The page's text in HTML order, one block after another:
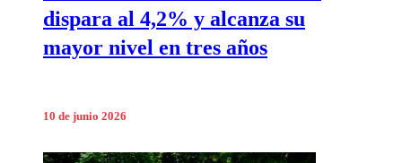
dispara al 4,2% y alcanza su
mayor nivel en tres años
10 de junio 2026